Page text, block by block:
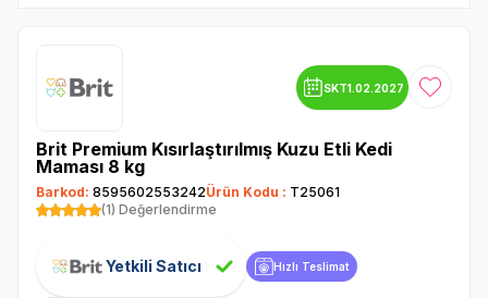
SKT1.02.2027 Favoriye
Brit Premium Kısırlaştırılmış Kuzu Etli Kedi
Maması 8 kg
Barkod: 8595602553242Ürün Kodu : T25061
(1) Değerlendirme
Yetkili Satıcı Hızlı Teslimat